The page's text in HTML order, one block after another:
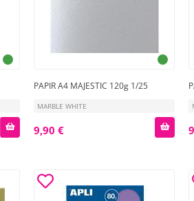
PAPIR A4 MAJESTIC 120g 1/25
MARBLE WHITE
9,90 €